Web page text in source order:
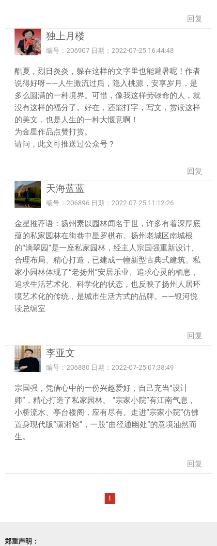
回复
独上月楼
编号：206907 日期：2022-07-25 16:44:48
酷夏，烈日炎炎，躲在这样的文字里也能避暑呢！作者
说得好呀——人生激流过后，隐入桃源，安享岁月，是
多么圆满的一种境界。可惜，像我这样劳碌命的人，就
没有这样的福分了。好在，还能打字，写文，赏读这样
的美文，也是人生的一种大惬意啊！
为金星作品点赞打赏。
请问，此文可推送过公众号？
回复
天海蓝蓝
编号：206896 日期：2022-07-25 11:12:26
金星推荐语：扬州素以园林闻名于世，许多有着深厚底
蕴的私家园林在街巷中星罗棋布。扬州老城区南城根
的“滴翠园”是一座私家园林，经主人宗国强重新设计、
合理布局、精心打造，已建成一幢新型古典式建筑。私
家小园林体现了“老扬州”安居乐业、追求心灵的栖息，
追求生活艺术化、科学化的状态，也反映了扬州人居环
境艺术化的传统，是城市生活方式的品牌。——银河悦
读总编室
回复
李亚文
编号：206880 日期：2022-07-25 07:38:49
宗国强，凭借心中的一份兴趣爱好，自己充当“设计
师”，精心打造了私家园林。 “宗家小院”有江南气息，
小桥流水、亭台楼阁，应有尽有。走进“宗家小院”仿佛
置身现代版“潇湘馆”，一股“曲径通幽处”的意境油然而
生。
回复
1
郑重声明：